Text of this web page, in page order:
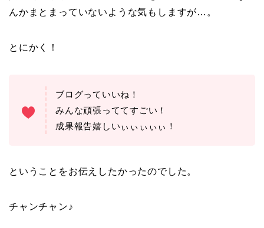
んかまとまっていないような気もしますが…。
とにかく！
ブログっていいね！
みんな頑張っててすごい！
成果報告嬉しいぃぃぃぃぃ！
ということをお伝えしたかったのでした。
チャンチャン♪